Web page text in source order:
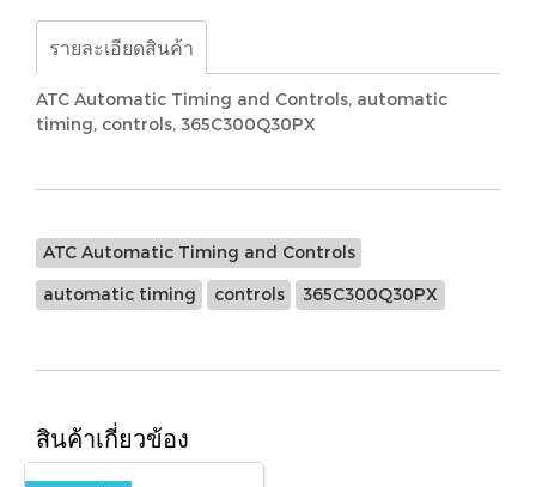
รายละเอียดสินค้า
ATC Automatic Timing and Controls, automatic
timing, controls, 365C300Q30PX
ATC Automatic Timing and Controls
automatic timing controls 365C300Q30PX
สินค้าเกี่ยวข้อง